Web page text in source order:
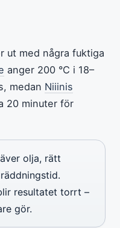
ut med några fuktiga
anger 200 °C i 18–
medan Niiinis
20 minuter för
olja, rätt
resultatet torrt –
gör.